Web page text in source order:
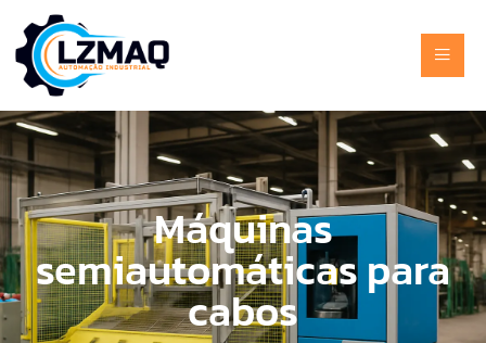
Máquinas
semiautomáticas para
cabos